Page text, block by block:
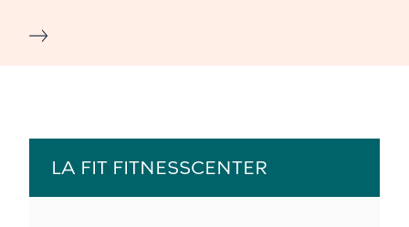
LA FIT FITNESSCENTER